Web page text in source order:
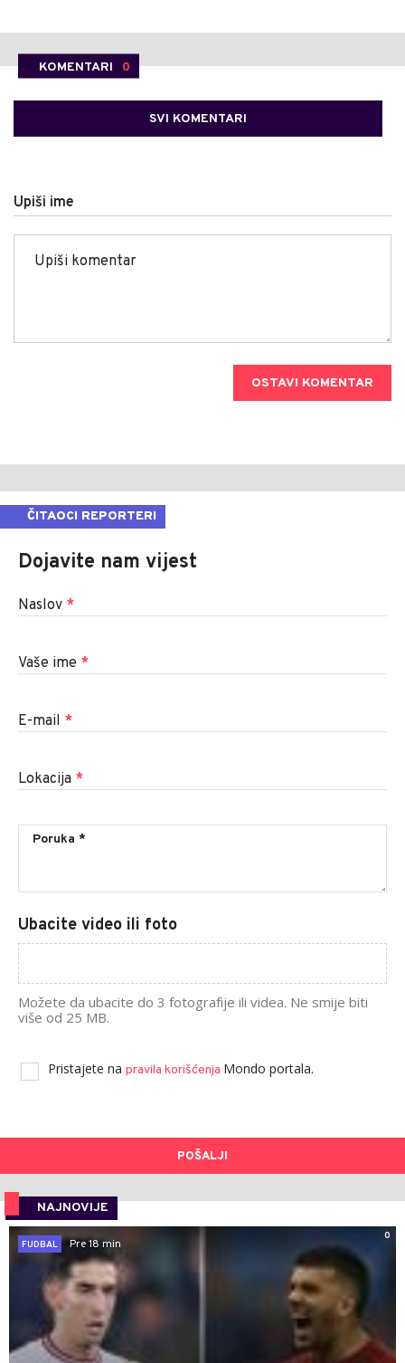
KOMENTARI 0
SVI KOMENTARI
Upiši ime
OSTAVI KOMENTAR
ČITAOCI REPORTERI
Dojavite nam vijest
Naslov *
Vaše ime *
E-mail *
Lokacija *
Ubacite video ili foto
Možete da ubacite do 3 fotografije ili videa. Ne smije biti
više od 25 MB.
Pristajete na pravila korišćenja Mondo portala.
POŠALJI
NAJNOVIJE
0
FUDBAL
Pre 18 min